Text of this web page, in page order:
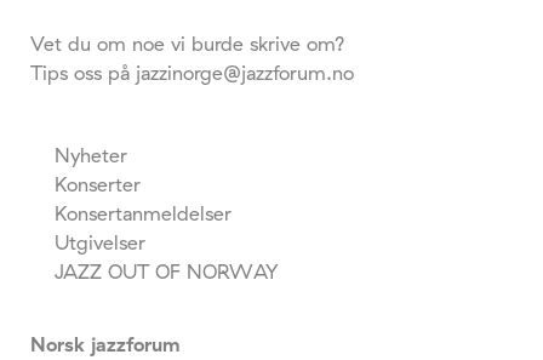
Vet du om noe vi burde skrive om?
Tips oss på jazzinorge@jazzforum.no
Nyheter
Konserter
Konsertanmeldelser
Utgivelser
JAZZ OUT OF NORWAY
Norsk jazzforum